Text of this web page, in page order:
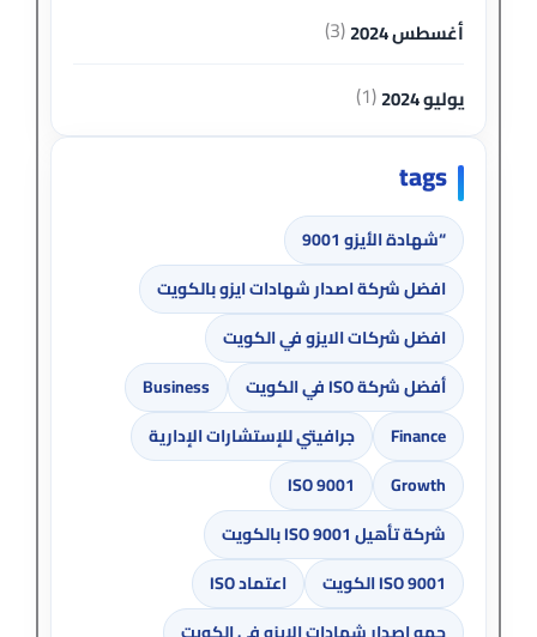
أغسطس 2024 (3)
يوليو 2024 (1)
tags
“شهادة الأيزو 9001
افضل شركة اصدار شهادات ايزو بالكويت
افضل شركات الايزو في الكويت
أفضل شركة ISO في الكويت
Business
Finance
جرافيتي للإستشارات الإدارية
Growth
ISO 9001
شركة تأهيل ISO 9001 بالكويت
ISO 9001 الكويت
اعتماد ISO